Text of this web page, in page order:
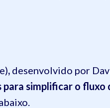
, desenvolvido por
para simplificar o